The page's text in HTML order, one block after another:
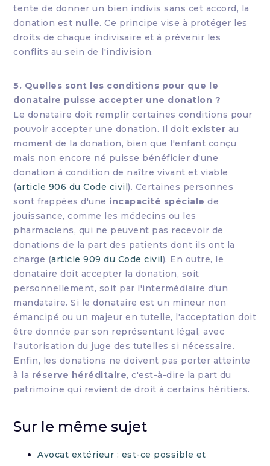
tente de donner un bien indivis sans cet accord, la
donation est nulle. Ce principe vise à protéger les
droits de chaque indivisaire et à prévenir les
conflits au sein de l'indivision.
5. Quelles sont les conditions pour que le
donataire puisse accepter une donation ?
Le donataire doit remplir certaines conditions pour
pouvoir accepter une donation. Il doit exister au
moment de la donation, bien que l'enfant conçu
mais non encore né puisse bénéficier d'une
donation à condition de naître vivant et viable
(article 906 du Code civil). Certaines personnes
sont frappées d'une incapacité spéciale de
jouissance, comme les médecins ou les
pharmaciens, qui ne peuvent pas recevoir de
donations de la part des patients dont ils ont la
charge (article 909 du Code civil). En outre, le
donataire doit accepter la donation, soit
personnellement, soit par l'intermédiaire d'un
mandataire. Si le donataire est un mineur non
émancipé ou un majeur en tutelle, l'acceptation doit
être donnée par son représentant légal, avec
l'autorisation du juge des tutelles si nécessaire.
Enfin, les donations ne doivent pas porter atteinte
à la réserve héréditaire, c'est-à-dire la part du
patrimoine qui revient de droit à certains héritiers.
Sur le même sujet
Avocat extérieur : est-ce possible et